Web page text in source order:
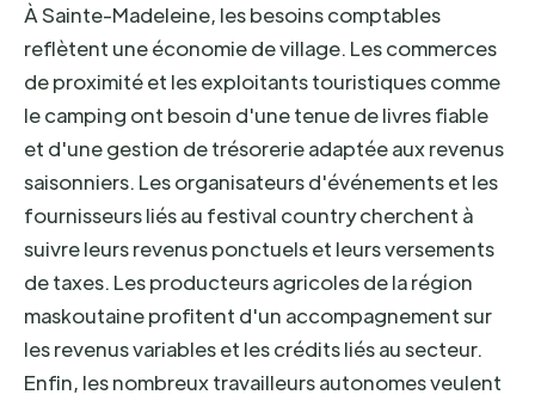
À Sainte-Madeleine, les besoins comptables
reflètent une économie de village. Les commerces
de proximité et les exploitants touristiques comme
le camping ont besoin d'une tenue de livres fiable
et d'une gestion de trésorerie adaptée aux revenus
saisonniers. Les organisateurs d'événements et les
fournisseurs liés au festival country cherchent à
suivre leurs revenus ponctuels et leurs versements
de taxes. Les producteurs agricoles de la région
maskoutaine profitent d'un accompagnement sur
les revenus variables et les crédits liés au secteur.
Enfin, les nombreux travailleurs autonomes veulent